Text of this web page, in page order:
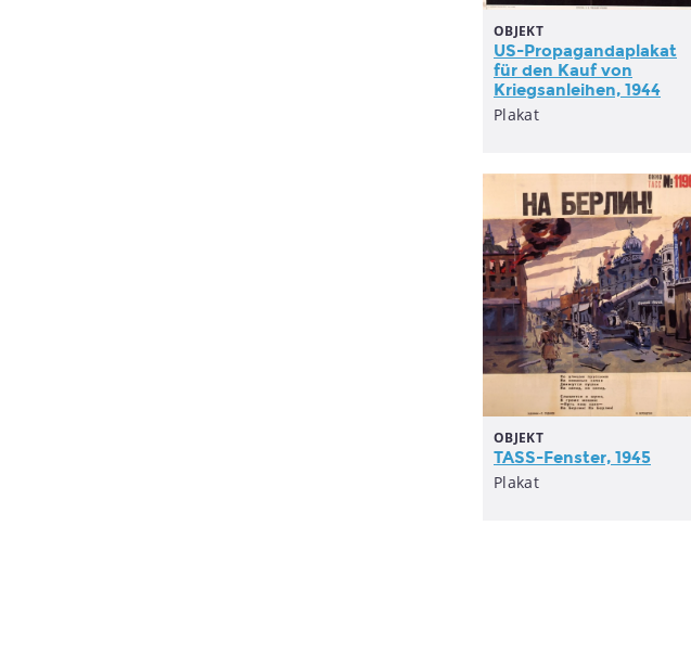
OBJEKT
US-Propagandaplakat
für den Kauf von
Kriegsanleihen, 1944
Plakat
OBJEKT
TASS-Fenster, 1945
Plakat